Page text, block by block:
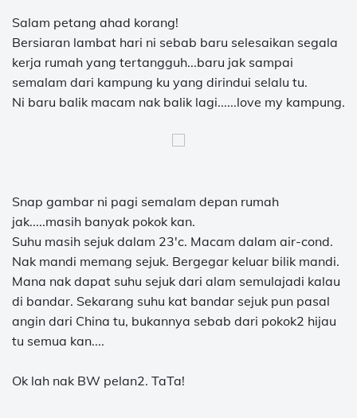
Salam petang ahad korang!
Bersiaran lambat hari ni sebab baru selesaikan segala
kerja rumah yang tertangguh...baru jak sampai
semalam dari kampung ku yang dirindui selalu tu.
Ni baru balik macam nak balik lagi......love my kampung.
Snap gambar ni pagi semalam depan rumah
jak.....masih banyak pokok kan.
Suhu masih sejuk dalam 23'c. Macam dalam air-cond.
Nak mandi memang sejuk. Bergegar keluar bilik mandi.
Mana nak dapat suhu sejuk dari alam semulajadi kalau
di bandar. Sekarang suhu kat bandar sejuk pun pasal
angin dari China tu, bukannya sebab dari pokok2 hijau
tu semua kan....
Ok lah nak BW pelan2. TaTa!